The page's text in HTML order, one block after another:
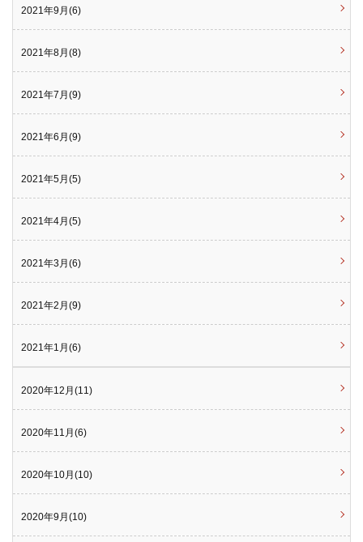
2021年9月(6)
2021年8月(8)
2021年7月(9)
2021年6月(9)
2021年5月(5)
2021年4月(5)
2021年3月(6)
2021年2月(9)
2021年1月(6)
2020年12月(11)
2020年11月(6)
2020年10月(10)
2020年9月(10)